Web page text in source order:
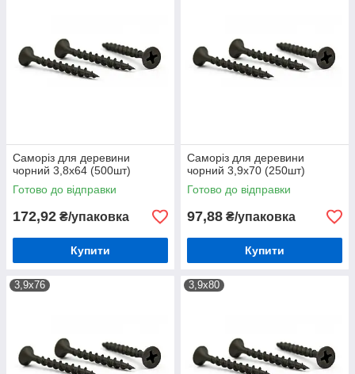
Саморіз для деревини
чорний 3,8х64 (500шт)
Готово до відправки
172,92 ₴/упаковка
Купити
Саморіз для деревини
чорний 3,9х70 (250шт)
Готово до відправки
97,88 ₴/упаковка
Купити
3,9х76 3,9х80